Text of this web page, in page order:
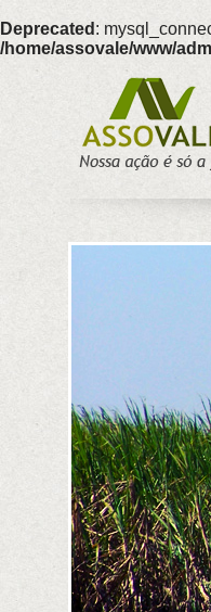
Deprecated :
/home/assovale/www/